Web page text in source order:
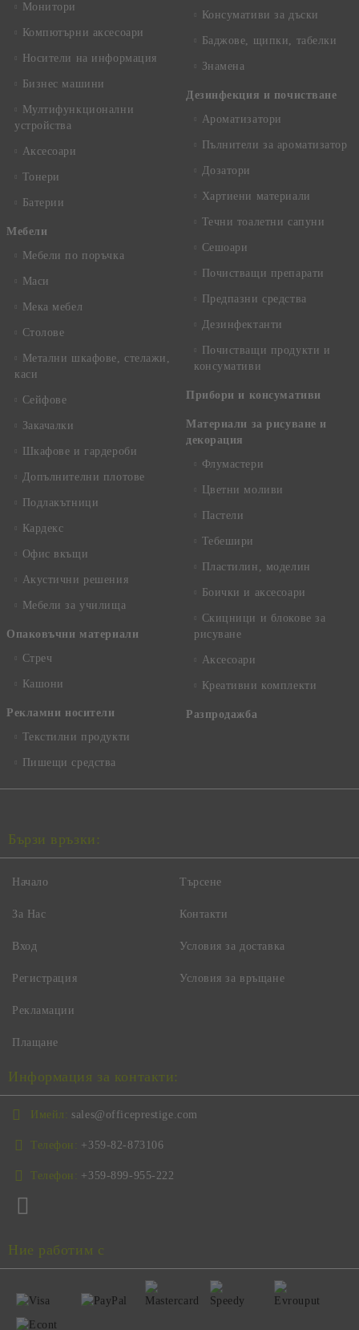
Монитори
Компютърни аксесоари
Носители на информация
Бизнес машини
Мултифункционални
устройства
Аксесоари
Тонери
Батерии
Mебели
Мебели по поръчка
Маси
Мека мебел
Столове
Метални шкафове, стелажи,
каси
Сейфове
Закачалки
Шкафове и гардероби
Допълнителни плотове
Подлакътници
Кардекс
Офис вкъщи
Акустични решения
Мебели за училища
Опаковъчни материали
Стреч
Кашони
Рекламни носители
Текстилни продукти
Пишещи средства
Консумативи за дъски
Баджове, щипки, табелки
Знамена
Дезинфекция и почистване
Ароматизатори
Пълнители за ароматизатор
Дозатори
Хартиени материали
Течни тоалетни сапуни
Сешоари
Почистващи препарати
Предпазни средства
Дезинфектанти
Почистващи продукти и
консумативи
Прибори и консумативи
Материали за рисуване и
декорация
Флумастери
Цветни моливи
Пастели
Тебешири
Пластилин, моделин
Боички и аксесоари
Скицници и блокове за
рисуване
Аксесоари
Креативни комплекти
Разпродажба
Бързи връзки:
Начало
За Нас
Вход
Регистрация
Търсене
Контакти
Условия за доставка
Условия за връщане
Рекламации
Плащане
Информация за контакти:
Имейл: sales@officeprestige.com
Телефон: +359-82-873106
Телефон: +359-899-955-222
Ние работим с